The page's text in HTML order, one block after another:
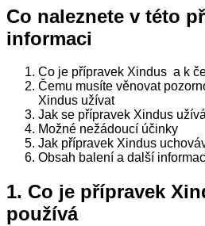
Co naleznete v této
informaci
Co je přípravek Xindus a k
Čemu musíte věnovat
Xindus užívat
Jak se přípravek Xindus
Možné nežádoucí účinky
Jak přípravek Xindus
Obsah balení a další
1. Co je přípravek
používá